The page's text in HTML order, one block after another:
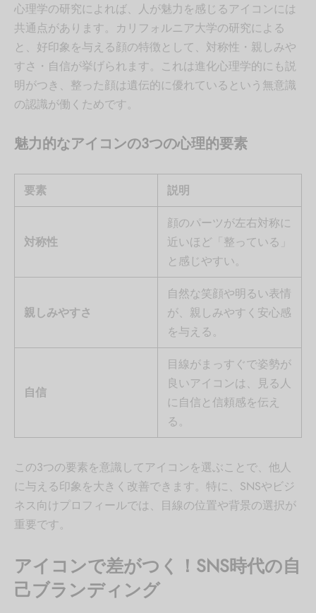
心理学の研究によれば、人が魅力を感じるアイコンには
共通点があります。カリフォルニア大学の研究による
と、好印象を与える顔の特徴として、対称性・親しみや
すさ・自信が挙げられます。これは進化心理学的にも説
明がつき、整った顔は遺伝的に優れているという無意識
の認識が働くためです。
魅力的なアイコンの3つの心理的要素
要素 説明
対称性
顔のパーツが左右対称に
近いほど「整っている」
と感じやすい。
親しみやすさ
自然な笑顔や明るい表情
が、親しみやすく安心感
を与える。
自信
目線がまっすぐで姿勢が
良いアイコンは、見る人
に自信と信頼感を伝え
る。
この3つの要素を意識してアイコンを選ぶことで、他人
に与える印象を大きく改善できます。特に、SNSやビジ
ネス向けプロフィールでは、目線の位置や背景の選択が
重要です。
アイコンで差がつく！SNS時代の自
己ブランディング